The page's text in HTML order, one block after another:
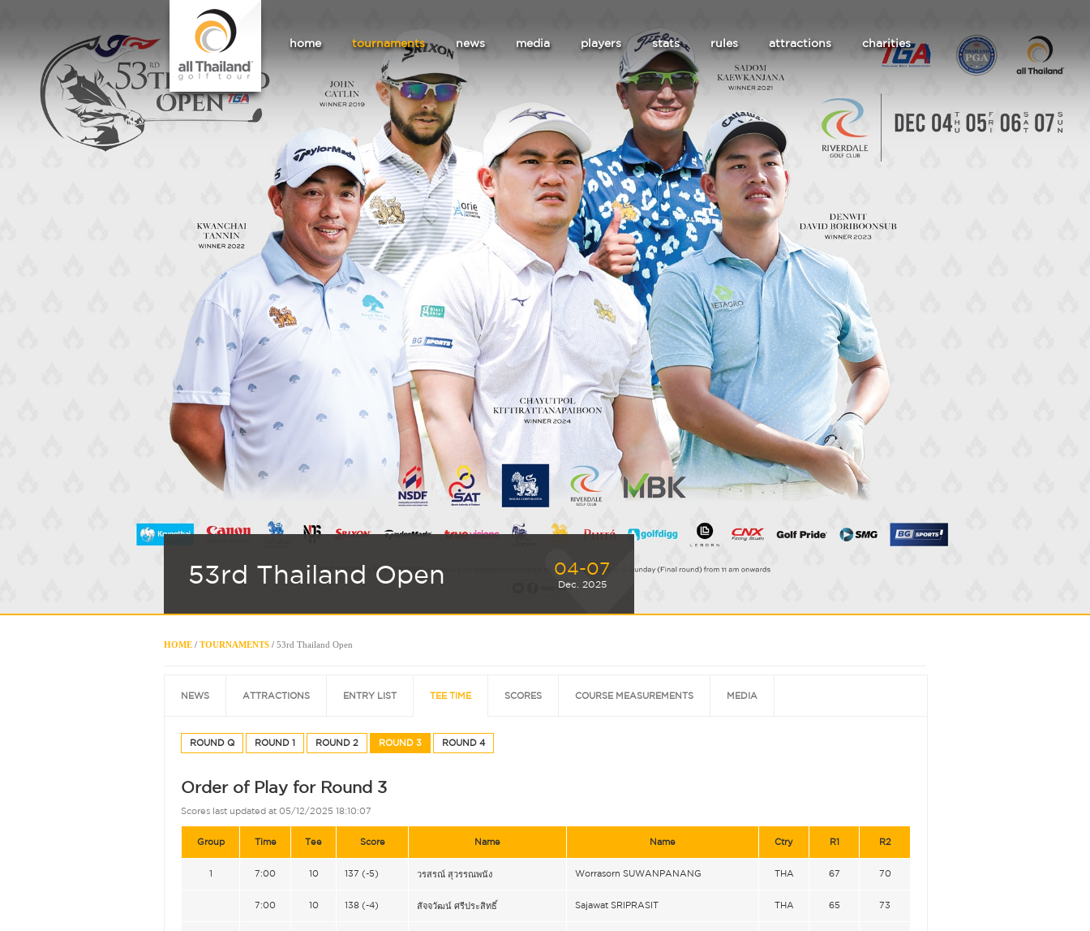
home tournaments news media players stats rules attractions charities
53rd Thailand Open 04-07
Dec. 2025
HOME / TOURNAMENTS / 53rd Thailand Open
NEWS ATTRACTIONS ENTRY LIST TEE TIME SCORES COURSE MEASUREMENTS MEDIA
ROUND Q ROUND 1 ROUND 2 ROUND 3 ROUND 4
Order of Play for Round 3
Scores last updated at 05/12/2025 18:10:07
Group Time Tee Score Name Name Ctry R1 R2
1 7:00 10 137 (-5) วรสรณ์ สุวรรณพนัง Worrasorn SUWANPANANG THA 67 70
7:00 10 138 (-4) สัจจวัฒน์ ศรีประสิทธิ์ Sajawat SRIPRASIT THA 65 73